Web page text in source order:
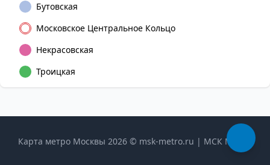
Бутовская
Московское Центральное Кольцо
Некрасовская
Троицкая
Карта метро Москвы 2026 © msk-metro.ru | МСК Метро